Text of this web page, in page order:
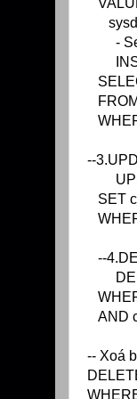
-
--
SET
--
AND
-- Xoá